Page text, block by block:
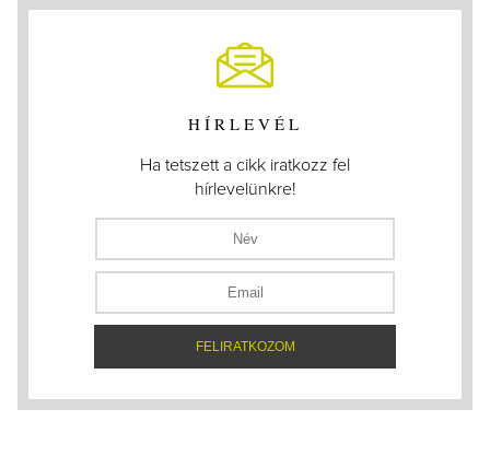
HÍRLEVÉL
Ha tetszett a cikk iratkozz fel
hírlevelünkre!